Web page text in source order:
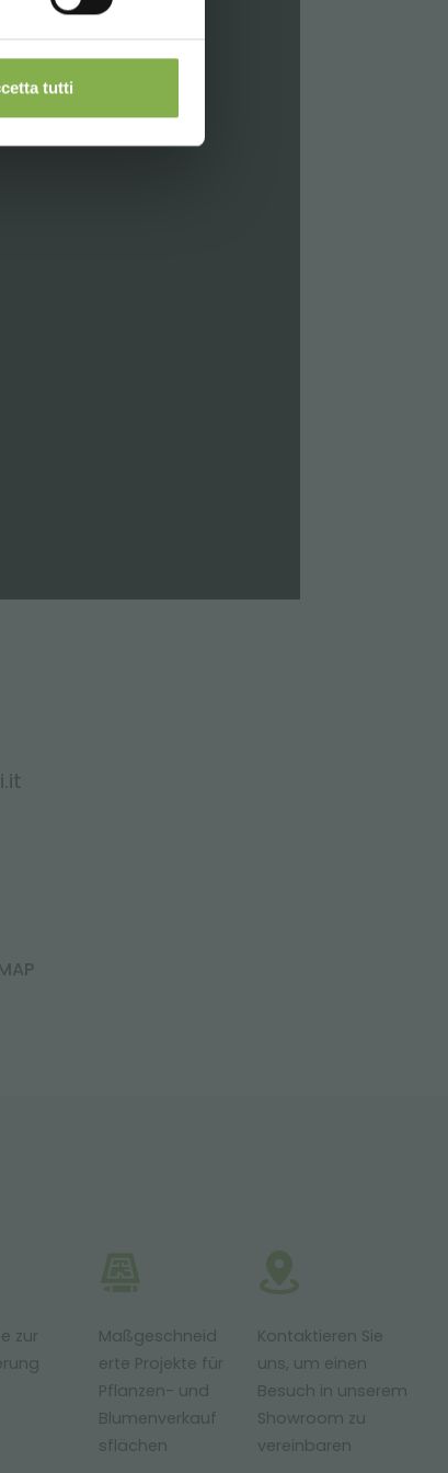
tutti
zur
Maßgeschneid
erte Projekte für
Pflanzen- und
Blumenverkauf
sflächen
Kontaktieren Sie
uns, um einen
Besuch in unserem
Showroom zu
vereinbaren